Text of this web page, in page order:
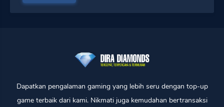
Dapatkan pengalaman gaming yang lebih seru dengan top-up
game terbaik dari kami. Nikmati juga kemudahan bertransaksi